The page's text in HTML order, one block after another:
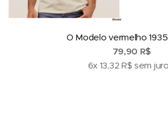
O Modelo vermelho
79,90 R$
6x 13,32 R$ sem